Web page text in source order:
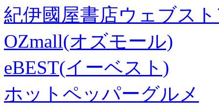
紀伊國屋書店ウェブス
OZmall(オズモール)
eBEST(イーベスト)
ホットペッパーグルメ